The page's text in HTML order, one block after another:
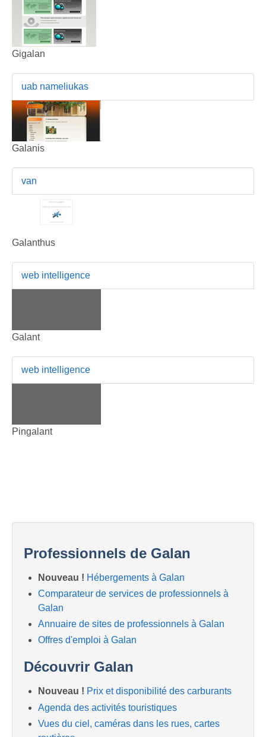
Gigalan
uab nameliukas
Galanis
van
Galanthus
web intelligence
Galant
web intelligence
Pingalant
Professionnels de Galan
Nouveau ! Hébergements à Galan
Comparateur de services de professionnels à
Galan
Annuaire de sites de professionnels à Galan
Offres d'emploi à Galan
Découvrir Galan
Nouveau ! Prix et disponibilité des carburants
Agenda des activités touristiques
Vues du ciel, caméras dans les rues, cartes